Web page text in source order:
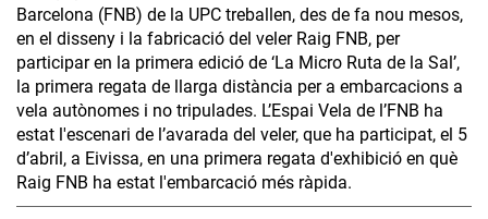
Barcelona (FNB) de la UPC treballen, des de fa nou mesos,
en el disseny i la fabricació del veler Raig FNB, per
participar en la primera edició de ‘La Micro Ruta de la Sal’,
la primera regata de llarga distància per a embarcacions a
vela autònomes i no tripulades. L’Espai Vela de l’FNB ha
estat l'escenari de l’avarada del veler, que ha participat, el 5
d’abril, a Eivissa, en una primera regata d'exhibició en què
Raig FNB ha estat l'embarcació més ràpida.